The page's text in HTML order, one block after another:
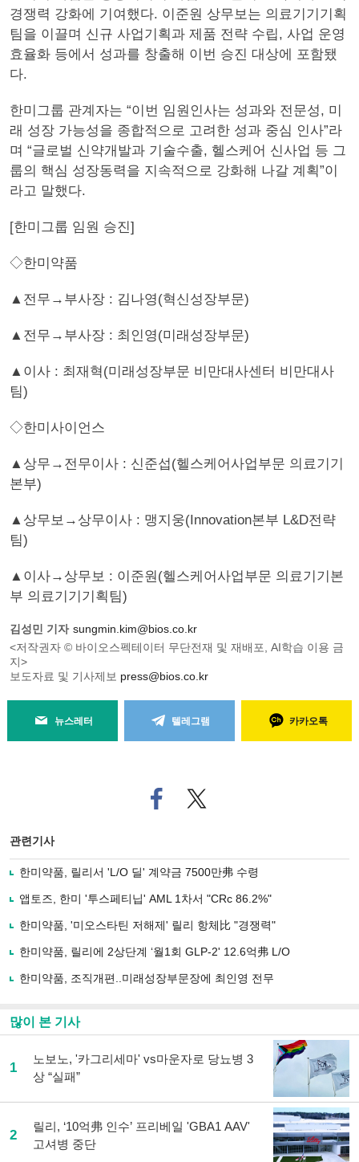
경쟁력 강화에 기여했다. 이준원 상무보는 의료기기기획
팀을 이끌며 신규 사업기획과 제품 전략 수립, 사업 운영
효율화 등에서 성과를 창출해 이번 승진 대상에 포함됐
다.
한미그룹 관계자는 “이번 임원인사는 성과와 전문성, 미
래 성장 가능성을 종합적으로 고려한 성과 중심 인사”라
며 “글로벌 신약개발과 기술수출, 헬스케어 신사업 등 그
룹의 핵심 성장동력을 지속적으로 강화해 나갈 계획”이
라고 말했다.
[한미그룹 임원 승진]
◇한미약품
▲전무→부사장 : 김나영(혁신성장부문)
▲전무→부사장 : 최인영(미래성장부문)
▲이사 : 최재혁(미래성장부문 비만대사센터 비만대사
팀)
◇한미사이언스
▲상무→전무이사 : 신준섭(헬스케어사업부문 의료기기
본부)
▲상무보→상무이사 : 맹지웅(Innovation본부 L&D전략
팀)
▲이사→상무보 : 이준원(헬스케어사업부문 의료기기본
부 의료기기기획팀)
김성민 기자 sungmin.kim@bios.co.kr
<저작권자 © 바이오스펙테이터 무단전재 및 재배포, AI학습 이용 금
지>
보도자료 및 기사제보 press@bios.co.kr
뉴스레터 텔레그램 카카오톡
페
이
로
기
사
유
기
트위
터로
관련기사
한미약품, 릴리서 'L/O 딜' 계약금 7500만弗 수령
앱토즈, 한미 '투스페티닙' AML 1차서 "CRc 86.2%"
한미약품, '미오스타틴 저해제' 릴리 항체比 "경쟁력"
한미약품, 릴리에 2상단계 ‘월1회 GLP-2' 12.6억弗 L/O
한미약품, 조직개편..미래성장부문장에 최인영 전무
많이 본 기사
1
노보노, '카그리세마' vs마운자로 당뇨병 3
상 “실패”
2
릴리, ‘10억弗 인수’ 프리베일 'GBA1 AAV'
고셔병 중단